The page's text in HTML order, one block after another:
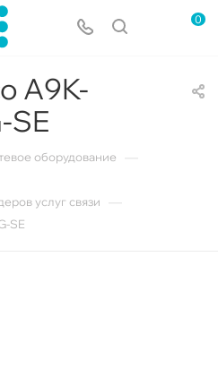
0
A9K-
SE
оборудование
услуг связи
SE